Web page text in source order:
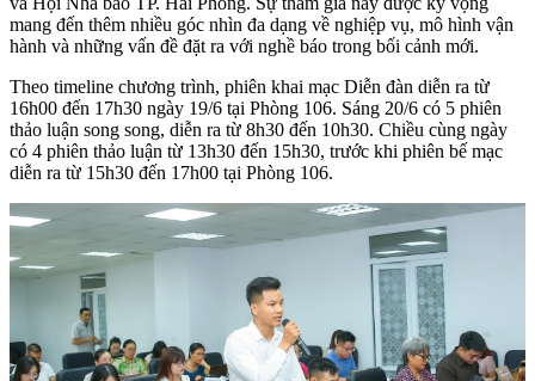
mang đến thêm nhiều góc nhìn đa dạng về nghiệp vụ, mô hình vận
hành và những vấn đề đặt ra với nghề báo trong bối cảnh mới.
Theo timeline chương trình, phiên khai mạc Diễn đàn diễn ra từ
16h00 đến 17h30 ngày 19/6 tại Phòng 106. Sáng 20/6 có 5 phiên
thảo luận song song, diễn ra từ 8h30 đến 10h30. Chiều cùng ngày
có 4 phiên thảo luận từ 13h30 đến 15h30, trước khi phiên bế mạc
diễn ra từ 15h30 đến 17h00 tại Phòng 106.